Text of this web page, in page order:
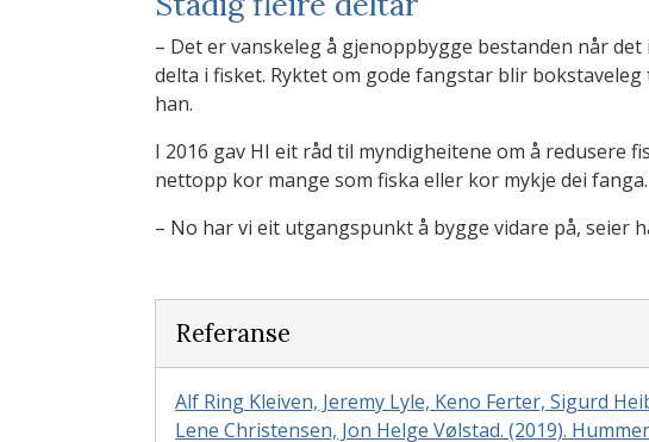
– Det er vanskeleg å gjenoppbygge bestanden når
delta i fisket. Ryktet om gode fangstar blir
han.
I 2016 gav HI eit råd til myndigheitene om å redusere
nettopp kor mange som fiska eller kor mykje dei fanga.
– No har vi eit utgangspunkt å bygge vidare på, seier
Referanse
Alf Ring Kleiven, Jeremy Lyle, Keno Ferter, Sigurd
Lene Christensen, Jon Helge Vølstad. (2019).